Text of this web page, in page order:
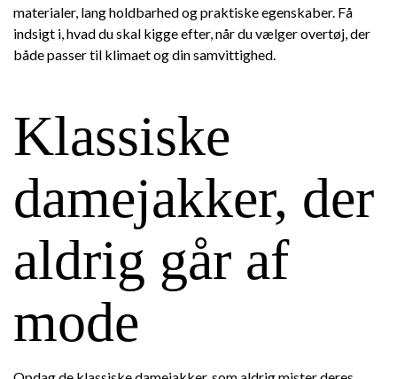
materialer, lang holdbarhed og praktiske egenskaber. Få
indsigt i, hvad du skal kigge efter, når du vælger overtøj, der
både passer til klimaet og din samvittighed.
Klassiske
damejakker, der
aldrig går af
mode